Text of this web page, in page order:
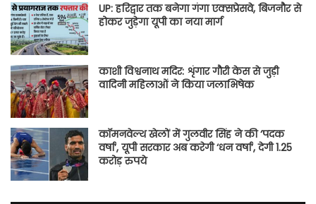
UP: हरिद्वार तक बनेगा गंगा एक्सप्रेसवे, बिजनौर से
होकर जुड़ेगा यूपी का नया मार्ग
काशी विश्वनाथ मदिर: शृंगार गौरी केस से जुड़ी
वादिनी महिलाओं ने किया जलाभिषेक
कॉमनवेल्थ खेलों में गुलवीर सिंह ने की ‘पदक
वर्षा’, यूपी सरकार अब करेगी ‘धन वर्षा’, देगी 1.25
करोड़ रुपये